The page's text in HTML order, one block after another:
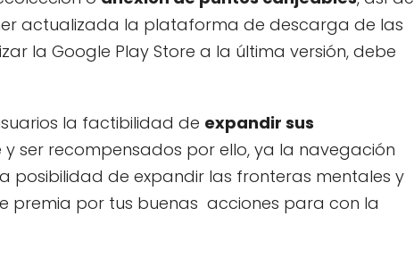
actualizada la plataforma de descarga de las
la Google Play Store a la última versión, debe
la factibilidad de expandir sus
ser recompensados por ello, ya la navegación
posibilidad de expandir las fronteras mentales y
premia por tus buenas acciones para con la